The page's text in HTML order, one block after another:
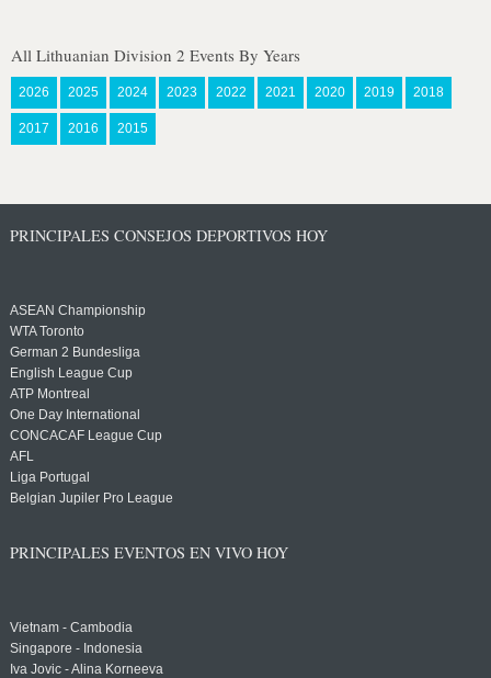
All Lithuanian Division 2 Events By Years
2026 2025 2024 2023 2022 2021 2020 2019 2018
2017 2016 2015
PRINCIPALES CONSEJOS DEPORTIVOS HOY
ASEAN Championship
WTA Toronto
German 2 Bundesliga
English League Cup
ATP Montreal
One Day International
CONCACAF League Cup
AFL
Liga Portugal
Belgian Jupiler Pro League
PRINCIPALES EVENTOS EN VIVO HOY
Vietnam - Cambodia
Singapore - Indonesia
Iva Jovic - Alina Korneeva